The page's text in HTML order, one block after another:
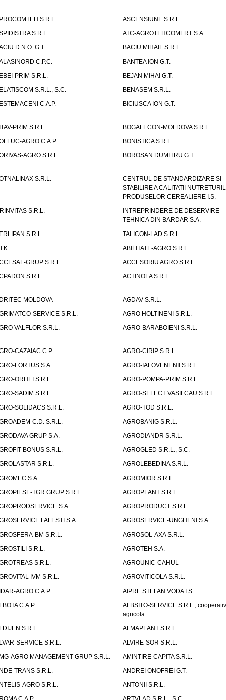
S.R.L.
ASCENSIUNE S.R.L.
S.R.L.
ATC-AGROTEHCOMERT S.A.
D.N.O. G.T.
BACIU MIHAIL S.R.L.
C.P.C.
BANTEA ION G.T.
PRIM S.R.L.
BEJAN MIHAI G.T.
S.R.L., S.C.
BENASEM S.R.L.
C.A.P.
BICIUSCA ION G.T.
PRIM S.R.L.
BOGALECON-MOLDOVA S.R.L.
AGRO C.A.P.
BONISTICA S.R.L.
AGRO S.R.L.
BOROSAN DUMITRU G.T.
S.R.L.
CENTRUL DE STANDARDIZARE SI
STABILIRE A CALITATII
PRODUSELOR CEREALIERE I.S.
S.R.L.
INTREPRINDERE DE DESERVIRE
TEHNICA DIN BARDAR S.A.
S.R.L.
TALICON-LAD S.R.L.
ABILITATE-AGRO S.R.L.
GRUP S.R.L.
ACCESORIU AGRO S.R.L.
S.R.L.
ACTINOLA S.R.L.
MOLDOVA
AGDAV S.R.L.
SERVICE S.R.L.
AGRO HOLTINENI S.R.L.
VALFLOR S.R.L.
AGRO-BARABOIENI S.R.L.
CAZAIAC C.P.
AGRO-CIRIP S.R.L.
FORTUS S.A.
AGRO-IALOVENENII S.R.L.
ORHEI S.R.L.
AGRO-POMPA-PRIM S.R.L.
SADIM S.R.L.
AGRO-SELECT VASILCAU S.R.L.
SOLIDACS S.R.L.
AGRO-TOD S.R.L.
C.D. S.R.L.
AGROBANIG S.R.L.
GRUP S.A.
AGRODIANDR S.R.L.
BONUS S.R.L.
AGROGLED S.R.L., S.C.
S.R.L.
AGROLEBEDINA S.R.L.
S.A.
AGROMIOR S.R.L.
TGR GRUP S.R.L.
AGROPLANT S.R.L.
S.A.
AGROPRODUCT S.R.L.
FALESTI S.A.
AGROSERVICE-UNGHENI S.A.
BM S.R.L.
AGROSOL-AXA S.R.L.
S.R.L.
AGROTEH S.A.
S.R.L.
AGROUNIC-CAHUL
IVM S.R.L.
AGROVITICOLA S.R.L.
AGRO C.A.P.
AIPRE STEFAN VODA I.S.
C.A.P.
ALBSITO-SERVICE S.R.L.,
agricola
S.R.L.
ALMAPLANT S.R.L.
SERVICE S.R.L.
ALVIRE-SOR S.R.L.
AGRO MANAGEMENT GRUP S.R.L.
AMINTIRE-CAPITA S.R.L.
TRANS S.R.L.
ANDREI ONOFREI G.T.
AGRO S.R.L.
ANTONII S.R.L.